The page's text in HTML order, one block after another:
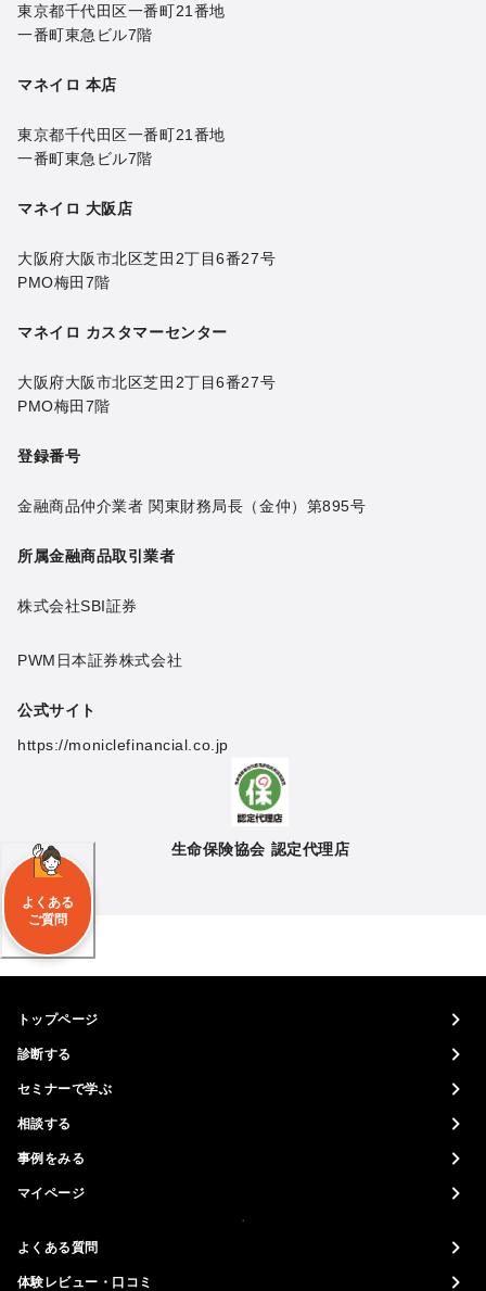
東京都千代田区一番町21番地
一番町東急ビル7階
マネイロ 本店
東京都千代田区一番町21番地
一番町東急ビル7階
マネイロ 大阪店
大阪府大阪市北区芝田2丁目6番27号
PMO梅田7階
マネイロ カスタマーセンター
大阪府大阪市北区芝田2丁目6番27号
PMO梅田7階
登録番号
金融商品仲介業者 関東財務局長（金仲）第895号
所属金融商品取引業者
株式会社SBI証券
PWM日本証券株式会社
公式サイト
https://moniclefinancial.co.jp
生命保険協会 認定代理店
よくある
ご質問
トップページ
診断する
セミナーで学ぶ
相談する
事例をみる
マイページ
よくある質問
体験レビュー・口コミ